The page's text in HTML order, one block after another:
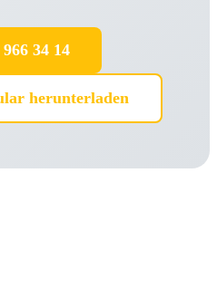
34 14
herunterladen